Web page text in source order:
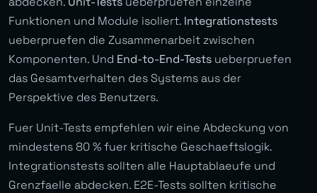
Funktionen und Module isoliert. Integrationstests
ueberpruefen die Zusammenarbeit zwischen
Komponenten. Und End-to-End-Tests ueberpruefen
das Gesamtverhalten des Systems aus der
Perspektive des Benutzers.
Fuer Unit-Tests empfehlen wir eine Abdeckung von
mindestens 80 % fuer kritische Geschaeftslogik.
Integrationstests sollten alle Hauptablaeufe und
Grenzfaelle abdecken. E2E-Tests sollten kritische